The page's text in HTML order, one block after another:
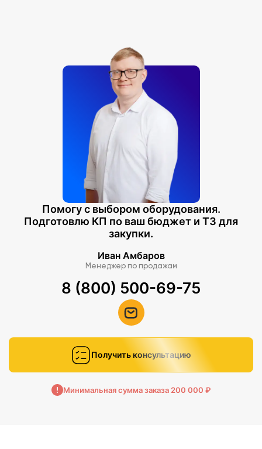
Помогу с выбором оборудования.
Подготовлю КП по ваш бюджет и ТЗ для
закупки.
Иван Амбаров
Менеджер по продажам
8 (800) 500-69-75
Получить консультацию
Минимальная сумма заказа 200 000 ₽